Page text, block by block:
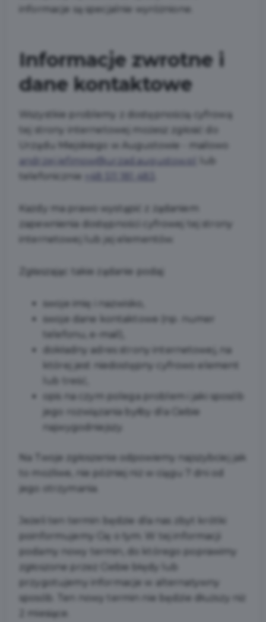
informacje są specjalnie wyróżnione.
Informacje zwrotne i
dane kontaktowe
Wszystkie problemy z dostępnością cyfrową
tej strony internetowej możesz zgłosić do
Urządu Miejskiego w Augustowie
- mailowo
andrzej.jefimow@urzad.augustow.pl
telefonicznie
Każdy ma prawo wystąpić z żądaniem
zapewnienia dostępności cyfrowej tej strony
internetowej lub jej elementów.
Zgłaszając takie żądanie podaj:
swoje imię i nazwisko,
swoje dane kontaktowe (np. numer
telefonu, e-mail),
dokładny adres strony internetowej, na
której jest niedostępny cyfrowo element
lub treść,
opis na czym polega problem i jaki sposób
jego rozwiązania byłby dla Ciebie
najwygodniejszy.
Na Twoje zgłoszenie odpowiemy najszybciej jak
to możliwe, nie później niż w ciągu 7 dni od
jego otrzymania.
Jeżeli ten termin będzie dla nas zbyt krótki
poinformujemy Cię o tym. W tej informacji
podamy nowy termin, do którego poprawimy
zgłoszone przez Ciebie błędy lub
przygotujemy informacje w alternatywny
sposób. Ten nowy termin nie będzie dłuższy niż
2 miesiące.